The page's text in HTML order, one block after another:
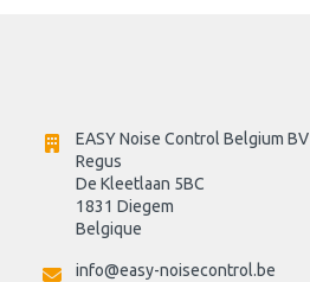
EASY Noise Control Belgium BV
Regus
De Kleetlaan 5BC
1831 Diegem
Belgique
info@easy-noisecontrol.be